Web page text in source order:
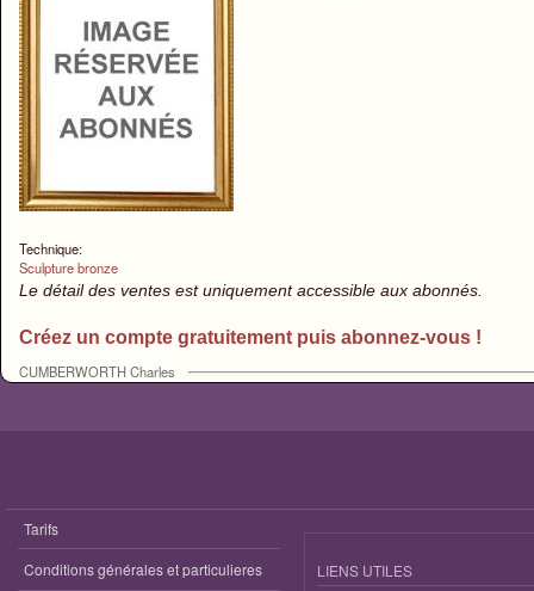
Technique:
Sculpture bronze
Le détail des ventes est uniquement accessible aux abonnés.
Créez un compte gratuitement puis abonnez-vous !
CUMBERWORTH Charles
Tarifs
Conditions générales et particulieres
LIENS UTILES